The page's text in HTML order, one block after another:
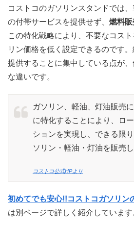
コストコのガソリンスタンドでは
の付帯サービスを提供せず、 燃料
この特化戦略により、不要なコス
リン価格を低く設定できるのです
提供することに集中している点が
な違いです。
ガソリン、軽油、灯油販売
に特化することにより、ロ
ションを実現し、できる限
ソリン・軽油・灯油を販売し
コストコ公式HPより
初めてでも安心!!コストコガソリン
は別ページで詳しく紹介しています